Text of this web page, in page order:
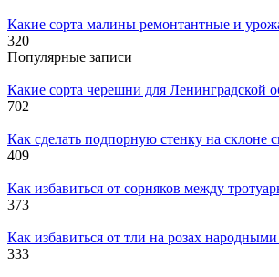
Какие сорта малины ремонтантные и
320
Популярные записи
Какие сорта черешни для Ленинградской
702
Как сделать подпорную стенку на склоне
409
Как избавиться от сорняков между
373
Как избавиться от тли на розах
333